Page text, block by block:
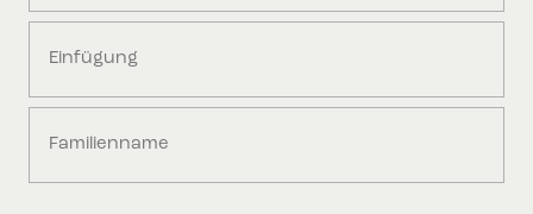
First
Middle